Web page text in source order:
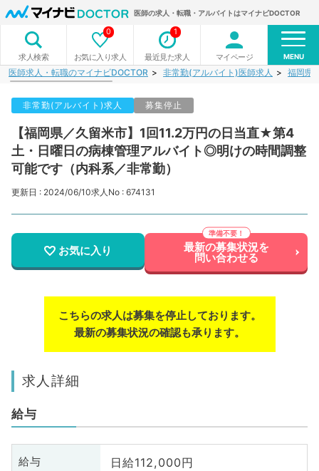
医師の求人・転職・アルバイトはマイナビDOCTOR
求人検索 お気に入り求人
0
最近見た求人
1
マイページ MENU
医師求人・転職のマイナビDOCTOR 非常勤(アルバイト)医師求人 福岡県
非常勤(アルバイト)求人 募集停止
【福岡県／久留米市】1回11.2万円の日当直★第4
土・日曜日の病棟管理アルバイト◎明けの時間調整
可能です（内科系／非常勤）
更新日 : 2024/06/10求人No : 674131
お気に入り 最新の募集状況を
問い合わせる
こちらの求人は募集を停止しております。
最新の募集状況の確認も承ります。
求人詳細
給与
給与 日給112,000円